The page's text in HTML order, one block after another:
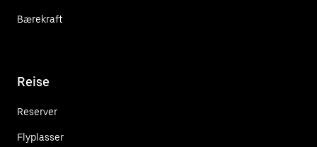
Bærekraft
Reise
Reserver
Flyplasser